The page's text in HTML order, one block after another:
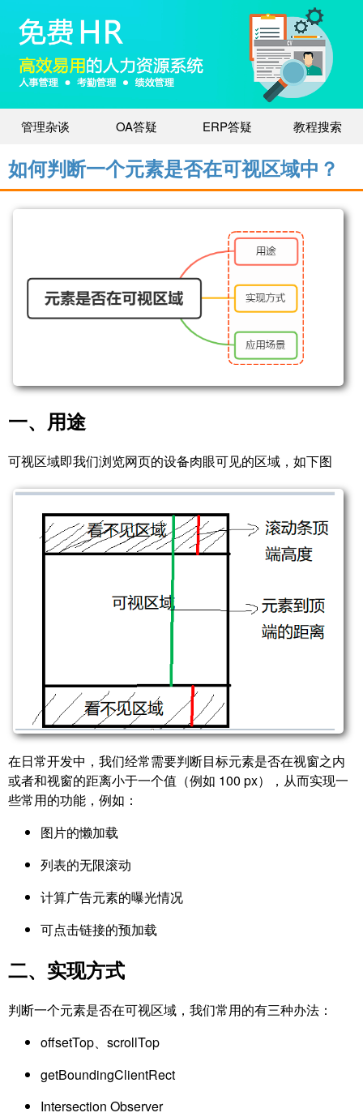
管理杂谈 OA答疑 ERP答疑 教程搜索
如何判断一个元素是否在可视区域中？
一、用途
可视区域即我们浏览网页的设备肉眼可见的区域，如下图
在日常开发中，我们经常需要判断目标元素是否在视窗之内
或者和视窗的距离小于一个值（例如 100 px），从而实现一
些常用的功能，例如：
图片的懒加载
列表的无限滚动
计算广告元素的曝光情况
可点击链接的预加载
二、实现方式
判断一个元素是否在可视区域，我们常用的有三种办法：
offsetTop、scrollTop
getBoundingClientRect
Intersection Observer